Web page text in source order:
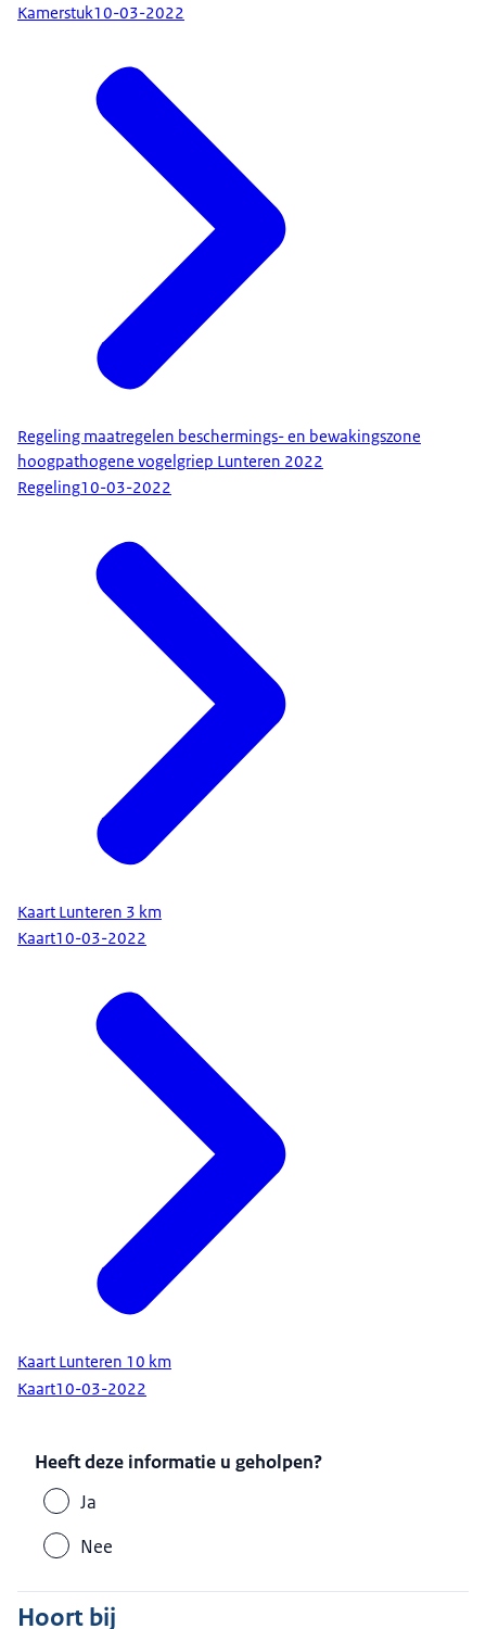
Kamerstuk10-03-2022
Regeling maatregelen beschermings- en bewakingszone
hoogpathogene vogelgriep Lunteren 2022
Regeling10-03-2022
Kaart Lunteren 3 km
Kaart10-03-2022
Kaart Lunteren 10 km
Kaart10-03-2022
Heeft deze informatie u geholpen?
Ja
Nee
Hoort bij